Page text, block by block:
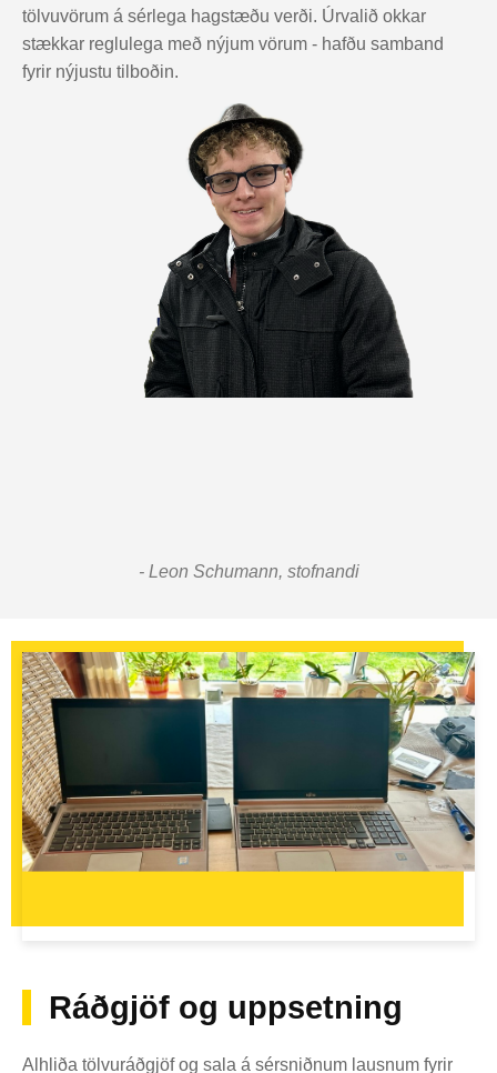
tölvuvörum á sérlega hagstæðu verði. Úrvalið okkar
stækkar reglulega með nýjum vörum - hafðu samband
fyrir nýjustu tilboðin.
- Leon Schumann, stofnandi
Ráðgjöf og uppsetning
Alhliða tölvuráðgjöf og sala á sérsniðnum lausnum fyrir